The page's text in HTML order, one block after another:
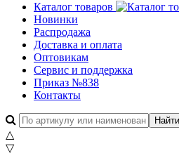
Каталог товаров
Новинки
Распродажа
Доставка и оплата
Оптовикам
Сервис и поддержка
Приказ №838
Контакты
△
▽